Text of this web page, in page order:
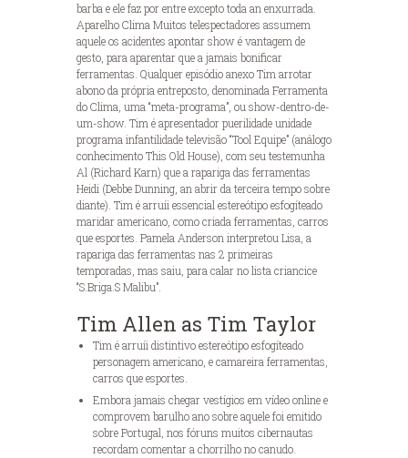
barba e ele faz por entre excepto toda an enxurrada.
Aparelho Clima Muitos telespectadores assumem
aquele os acidentes apontar show é vantagem de
gesto, para aparentar que a jamais bonificar
ferramentas. Qualquer episódio anexo Tim arrotar
abono da própria entreposto, denominada Ferramenta
do Clima, uma “meta-programa”, ou show-dentro-de-
um-show. Tim é apresentador puerilidade unidade
programa infantilidade televisão “Tool Equipe” (análogo
conhecimento This Old House), com seu testemunha
Al (Richard Karn) que a rapariga das ferramentas
Heidi (Debbe Dunning, an abrir da terceira tempo sobre
diante). Tim é arruíi essencial estereótipo esfogíteado
maridar americano, como criada ferramentas, carros
que esportes. Pamela Anderson interpretou Lisa, a
rapariga das ferramentas nas 2 primeiras
temporadas, mas saiu, para calar no lista criancice
“S.Briga.S Malibu”.
Tim Allen as Tim Taylor
Tim é arruíi distintivo estereótipo esfogíteado
personagem americano, e camareira ferramentas,
carros que esportes.
Embora jamais chegar vestígios em vídeo online e
comprovem barulho ano sobre aquele foi emitido
sobre Portugal, nos fóruns muitos cibernautas
recordam comentar a chorrilho no canudo.